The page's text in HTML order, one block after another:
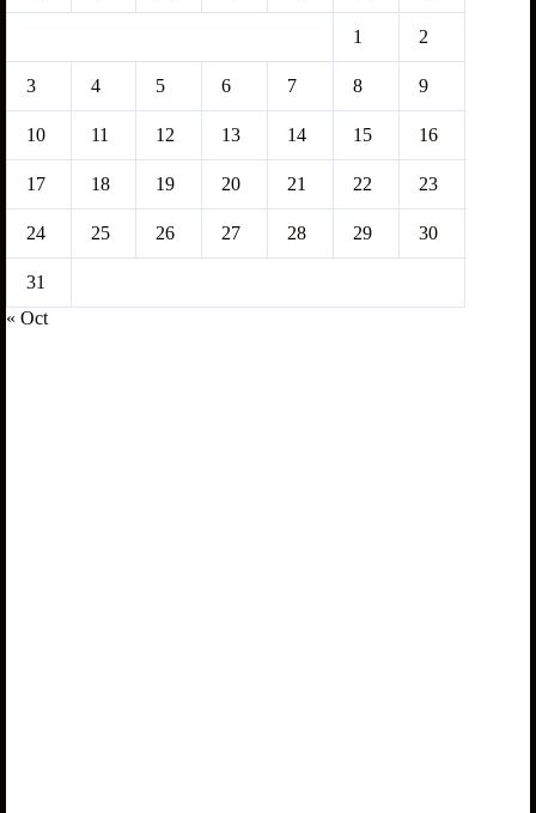
1 2
3 4 5 6 7 8 9
10 11 12 13 14 15 16
17 18 19 20 21 22 23
24 25 26 27 28 29 30
31
« Oct